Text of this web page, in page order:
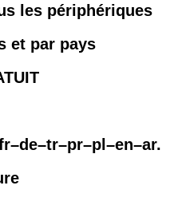
les périphériques
et par pays
–pl–en–ar.